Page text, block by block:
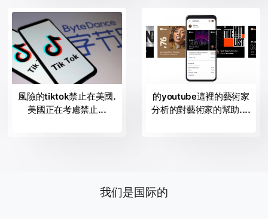
他许多人。
音乐录riconsce在这些eccezze音乐他们所有的无可争议的成功，并
提供他们作为一个最终的参照所有艺术家想要的出现，依赖的经
验，我们的项目，创造了使更多的访问世界的商品和全球认识。
br/> 所取得的进展在音乐领域的课程期间的年来，已恢复活力的标
签记录的声音记录。 我们的主要目标是确保所有的艺术家都是雄心
勃勃的机会开始一个有前途的职业生涯，通过所有我们知道如何在
分配，赞助和货币化的歌曲，并发表作品。
进赢得等待正式启动。 如果音乐让你感觉活着，希望她成为更多的
風險的tiktok禁止在美國.
美國正在考慮禁止...
的youtube這裡的藝術家
分析的對藝術家的幫助....
我们是国际的